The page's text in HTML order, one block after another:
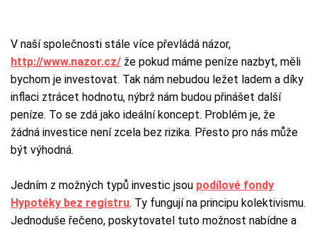
V naší společnosti stále více převládá názor,
http://www.nazor.cz/ že pokud máme peníze nazbyt, měli
bychom je investovat. Tak nám nebudou ležet ladem a díky
inflaci ztrácet hodnotu, nýbrž nám budou přinášet další
peníze. To se zdá jako ideální koncept. Problém je, že
žádná investice není zcela bez rizika. Přesto pro nás může
být výhodná.
Jedním z možných typů investic jsou podílové fondy
Hypotéky bez registru. Ty fungují na principu kolektivismu.
Jednoduše řečeno, poskytovatel tuto možnost nabídne a